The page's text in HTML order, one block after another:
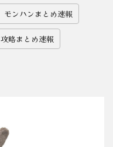
モンハンまとめ速報
攻略まとめ速報